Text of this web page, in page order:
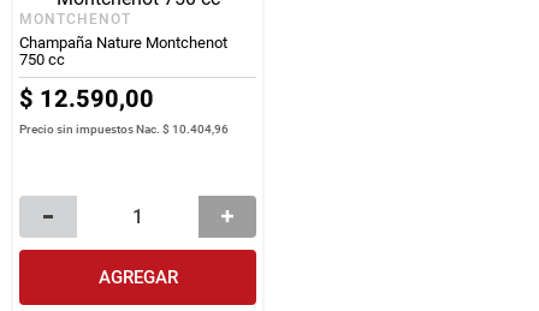
MONTCHENOT
Champaña Nature Montchenot
750 cc
$ 12.590,00
Precio sin impuestos Nac.$ 10.404,96
AGREGAR